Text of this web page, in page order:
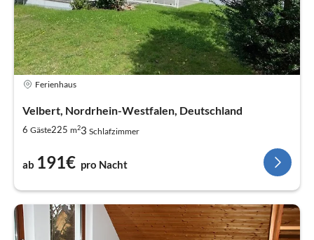
Ferienhaus
Velbert, Nordrhein-Westfalen, Deutschland
6 Gäste225 m23 Schlafzimmer
ab 191€ pro Nacht